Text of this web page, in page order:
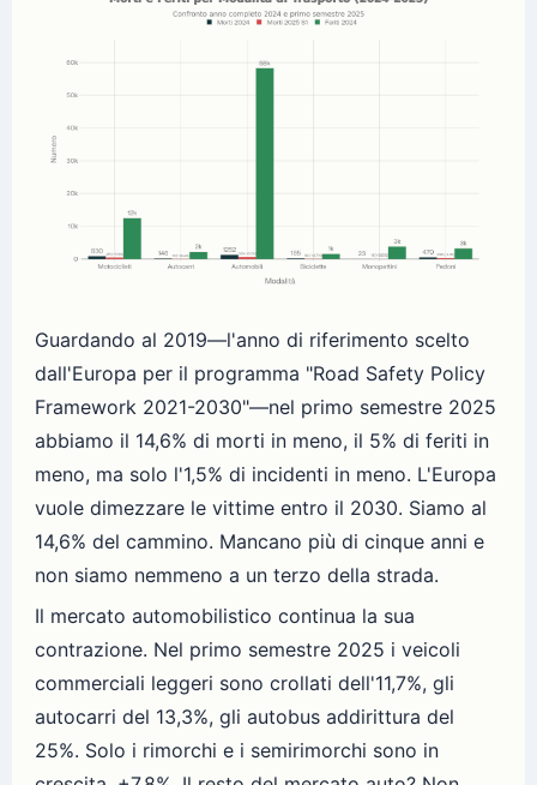
Guardando al 2019—l'anno di riferimento scelto
dall'Europa per il programma "Road Safety Policy
Framework 2021-2030"—nel primo semestre 2025
abbiamo il 14,6% di morti in meno, il 5% di feriti in
meno, ma solo l'1,5% di incidenti in meno. L'Europa
vuole dimezzare le vittime entro il 2030. Siamo al
14,6% del cammino. Mancano più di cinque anni e
non siamo nemmeno a un terzo della strada.
Il mercato automobilistico continua la sua
contrazione. Nel primo semestre 2025 i veicoli
commerciali leggeri sono crollati dell'11,7%, gli
autocarri del 13,3%, gli autobus addirittura del
25%. Solo i rimorchi e i semirimorchi sono in